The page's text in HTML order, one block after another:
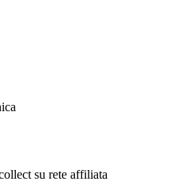
su rete affiliata